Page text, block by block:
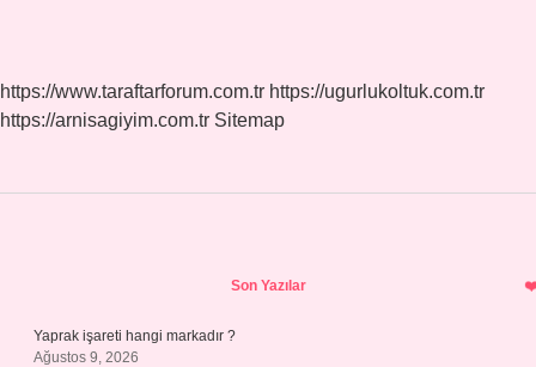
Limandan
Açıkta
https://www.taraftarforum.com.tr https://ugurlukoltuk.com.tr
https://arnisagiyim.com.tr Sitemap
Son Yazılar
Yaprak işareti hangi markadır ?
Ağustos 9, 2026